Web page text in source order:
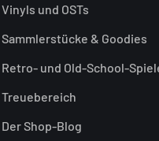
Vinyls und OSTs
Sammlerstücke & Goodies
Retro- und Old-School-
Treuebereich
Der Shop-Blog